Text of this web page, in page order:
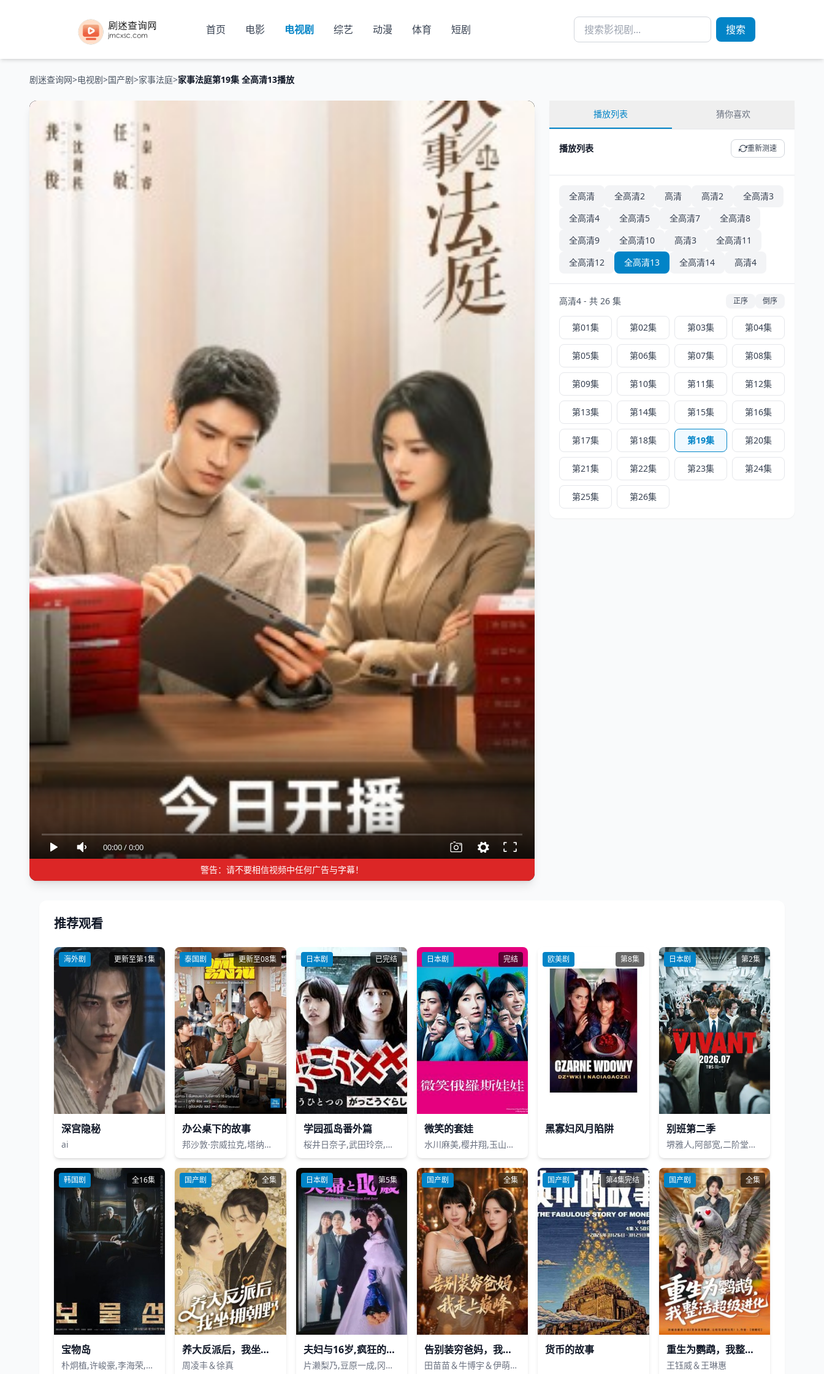
首页 电影 电视剧 综艺 动漫 体育 短剧 搜索
剧迷查询网>电视剧>国产剧>家事法庭>家事法庭第19集 全高清13播放
00:00/0:00
警告：请不要相信视频中任何广告与字幕！
播放列表 猜你喜欢
播放列表 重新测速
全高清 全高清2 高清 高清2
全高清3
全高清4
全高清5 全高清7
全高清8
全高清9
全高清10 高清3
全高清11
全高清12
全高清13 全高清14 高清4
高清4 - 共 26 集 正序 倒序
第01集 第02集 第03集 第04集
第05集 第06集 第07集 第08集
第09集 第10集 第11集 第12集
第13集 第14集 第15集 第16集
第17集 第18集 第19集 第20集
第21集 第22集 第23集 第24集
第25集 第26集
推荐观看
海外剧 更新至第1集
深宫隐秘
ai
泰国剧 更新至08集
办公桌下的故事
邦沙敦·宗威拉克,塔纳恭·秦棍,普洛派琳·唐普莱坡恩 Ploypailin Thangprapaporn,彩妮查·本帕努维吉,普拉莫·帕坦
日本剧 已完结
学园孤岛番外篇
桜井日奈子,武田玲奈,森迫永依,優希美青,おのののか
日本剧 完结
微笑的套娃
水川麻美,樱井翔,玉山铁二,高冈早纪,丸山智己,曾田陵介,筒井真理子,渡边一计,和田正人,渡边大,加藤雅也,中山麻圣,咲耶,大鹰明良,矢岛健一,国广富之,东根作寿英 Toshihide Tonesaku,小木茂光,青木柚,西山润,滨尾矩考,田边桃子
欧美剧 第8集
黑寡妇风月陷阱
日本剧 第2集
别班第二季
堺雅人,阿部宽,二阶堂富美,二宫和也,松坂桃李,林遣都,龙星凉,小日向文世
韩国剧 全16集
宝物岛
朴炯植,许峻豪,李海荣,洪华妍,禹贤,金贞兰,都知嫄,张素妍,权秀贤,韩智慧
国产剧 全集
养大反派后，我坐拥朝野
周凌丰＆徐真
日本剧 第5集
夫妇与16岁,疯狂的邻居
片濑梨乃,豆原一成,冈田结实
国产剧 全集
告别装穷爸妈，我走上巅峰
田苗苗＆牛博宇＆伊萌＆王嬿雯＆郭小汐
国产剧 第4集完结
货币的故事
国产剧 全集
重生为鹦鹉，我整活超级进化
王钰威＆王琳惠